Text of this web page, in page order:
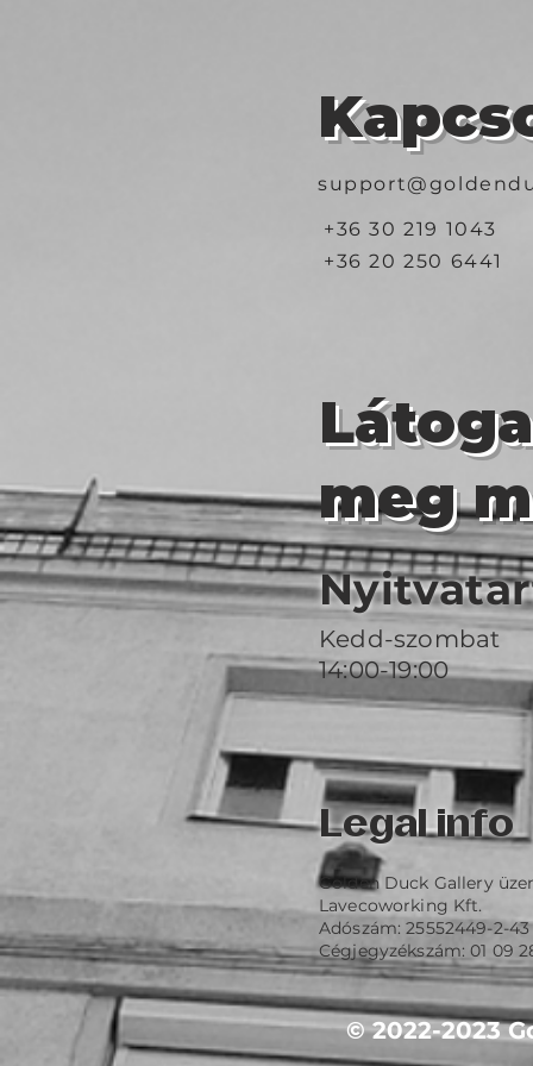
+36 30 219 1043
+36 20 250 6441
meg
Kedd-szombat
14:00-19:00
Legal info
Golden Duck Gallery
Lavecoworking Kft.
Adószám: 25552449-2-43
Cégjegyzékszám: 01 09
© 2022-2023